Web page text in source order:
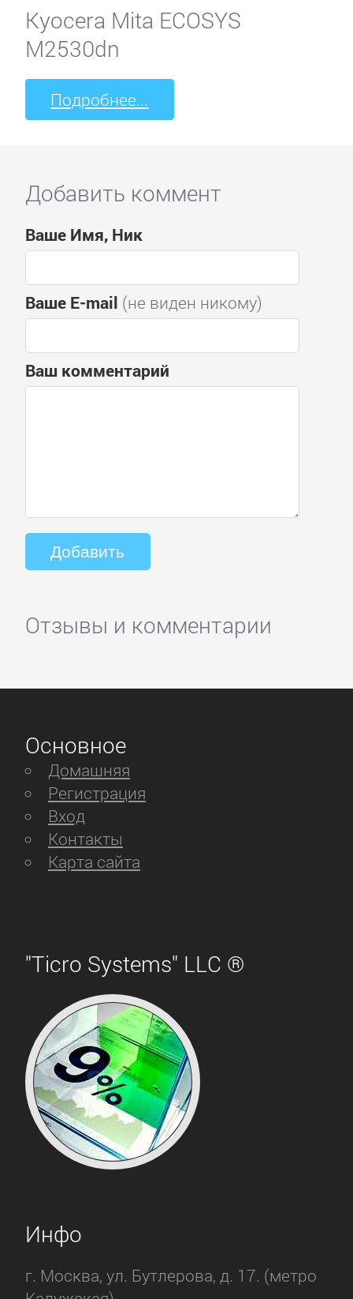
Kyocera Mita ECOSYS
M2530dn
Подробнее...
Добавить коммент
Ваше Имя, Ник
Ваше E-mail (не виден никому)
Ваш комментарий
Отзывы и комментарии
Основное
Домашняя
Регистрация
Вход
Контакты
Карта сайта
"Ticro Systems" LLC ®
Инфо
г. Москва, ул. Бутлерова, д. 17. (метро